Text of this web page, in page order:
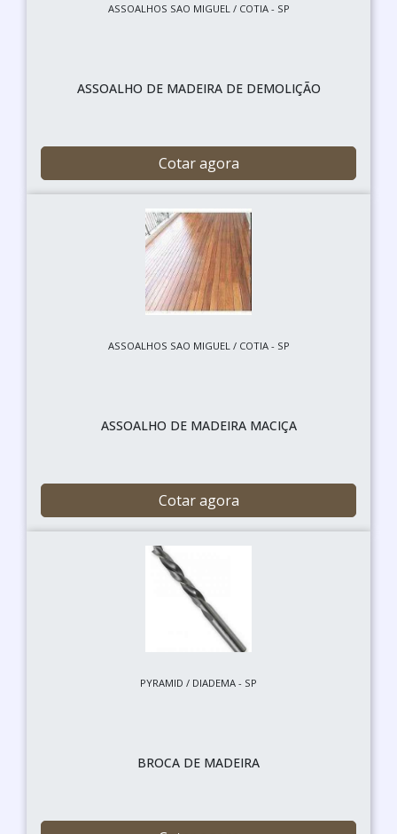
ASSOALHOS SAO MIGUEL / COTIA - SP
ASSOALHO DE MADEIRA DE DEMOLIÇÃO
Cotar agora
ASSOALHOS SAO MIGUEL / COTIA - SP
ASSOALHO DE MADEIRA MACIÇA
Cotar agora
PYRAMID / DIADEMA - SP
BROCA DE MADEIRA